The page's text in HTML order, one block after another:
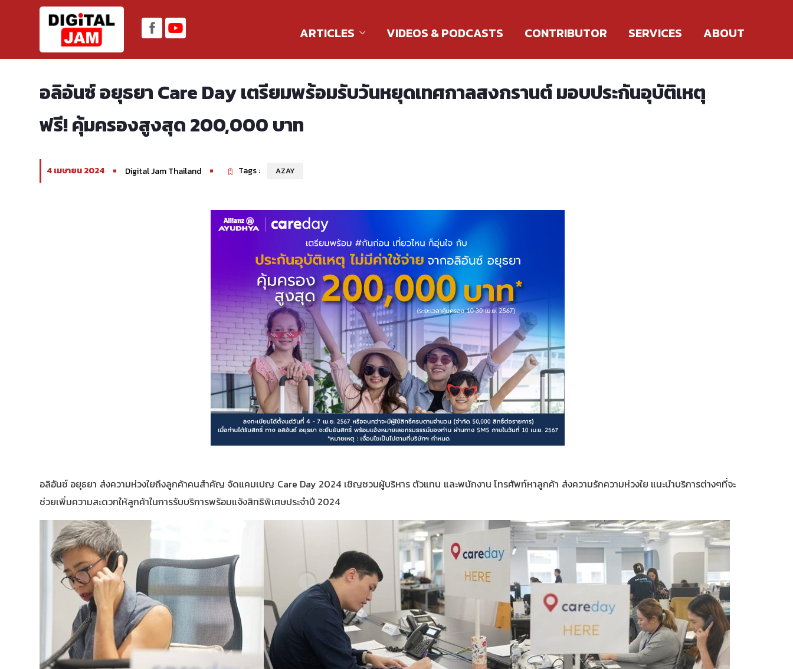
ARTICLES VIDEOS & PODCASTS CONTRIBUTOR SERVICES ABOUT
อลิอันซ์ อยุธยา Care Day เตรียมพร้อมรับวันหยุดเทศกาลสงกรานต์ มอบประกันอุบัติเหตุ
ฟรี! คุ้มครองสูงสุด 200,000 บาท
4 เมษายน 2024 Digital Jam Thailand Tags : AZAY
อลิอันซ์ อยุธยา ส่งความห่วงใยถึงลูกค้าคนสำคัญ จัดแคมเปญ Care Day 2024 เชิญชวนผู้บริหาร ตัวแทน และพนักงาน โทรศัพท์หาลูกค้า ส่งความรักความห่วงใย แนะนำบริการต่างๆที่จะ
ช่วยเพิ่มความสะดวกให้ลูกค้าในการรับบริการพร้อมแจ้งสิทธิพิเศษประจำปี 2024